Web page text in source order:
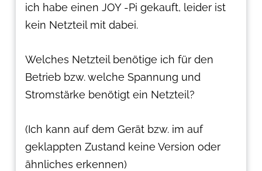
ich habe einen JOY -Pi gekauft, leider ist
kein Netzteil mit dabei.
Welches Netzteil benötige ich für den
Betrieb bzw. welche Spannung und
Stromstärke benötigt ein Netzteil?
(Ich kann auf dem Gerät bzw. im auf
geklappten Zustand keine Version oder
ähnliches erkennen)